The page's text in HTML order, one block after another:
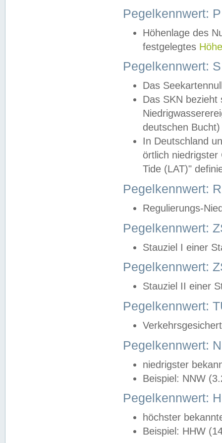
Pegelkennwert:
Höhenlage des
festgelegtes
Pegelkennwert:
Das
Das SKN
deutschen
In Deutschland
örtlich
Tide (LAT)"
Pegelkennwert:
Regulierungs-
Pegelkennwert:
Stauziel I einer
Pegelkennwert:
Stauziel II einer
Pegelkennwert:
Pegelkennwert:
niedrigster
Beispiel: NNW
Pegelkennwert:
höchster
Beispiel: HHW